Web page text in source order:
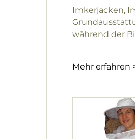
Imkerjacken,
während der
Mehr erfahren